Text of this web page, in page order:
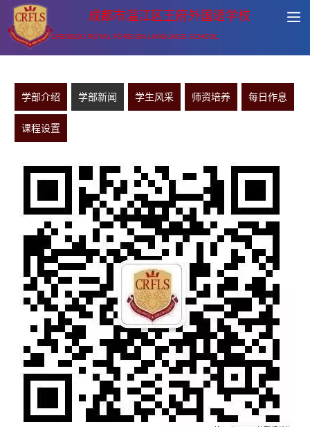
成都市温江区王府外国语学校
CHENGDU ROYAL FOREIGN LANGUAGE SCHOOL
学部介绍 学部新闻 学生风采 师资培养 每日作息
课程设置